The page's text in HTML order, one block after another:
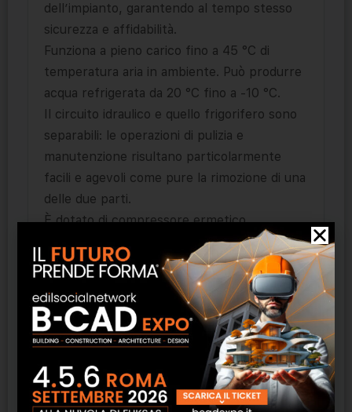
dell’impianto, garantendo al tempo stesso
sicurezza e affidabilità.
Funziona a pieno carico fino a 45 °C di
temperatura aria in ambiente. Può produrre
acqua refrigerata da 20 °C fino a -10 °C.
Il circuito idraulico e quello frigorifero sono
separabili: le operazioni di pulizia e
manutenzione risultano particolarmente
facili e agevoli come pure la rimozione di una
delle due parti.
È dotato di compressore ermetico
alternativo e scambiatore coassiale e vasca
aperta in acciaio inossidabile.
Se equipaggiato dell’accessorio ETHERNET-
RS485 che trasforma la seriale MODBUS
Rs485 in una TCP-IP, il refrigeratore MIC
può essere integrato in sistemi di
supervisione e quindi accedere alle
agevolazioni previste per Industria 4.0.